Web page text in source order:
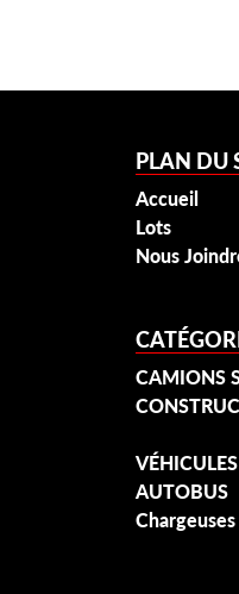
PLAN DU
Accueil
Lots
Nous
CAMIONS
AUTOBUS
Chargeuses